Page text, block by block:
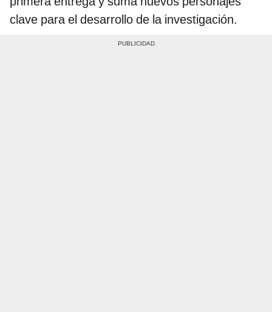
clave para el desarrollo de la investigación.